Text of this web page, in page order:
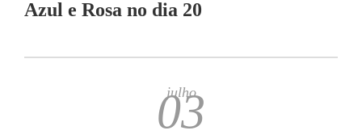
Azul e Rosa no dia 20
julho
03